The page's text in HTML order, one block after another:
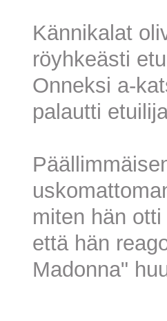
Kännikalat
röyhkeästi
Onneksi a-
palautti
miten hän
että hän
Madonna"